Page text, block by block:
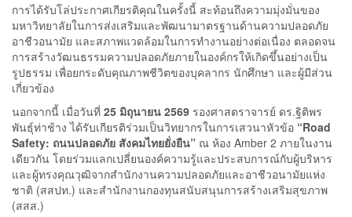
การได้รับโล่ประกาศเกียรติคุณในครั้งนี้ สะท้อนถึงความมุ่งมั่นของ
มหาวิทยาลัยในการส่งเสริมและพัฒนามาตรฐานด้านความปลอดภัย
อาชีวอนามัย และสภาพแวดล้อมในการทำงานอย่างต่อเนื่อง ตลอดจน
การสร้างวัฒนธรรมความปลอดภัยภายในองค์กรให้เกิดขึ้นอย่างเป็น
รูปธรรม เพื่อยกระดับคุณภาพชีวิตของบุคลากร นักศึกษา และผู้มีส่วน
เกี่ยวข้อง
นอกจากนี้ เมื่อวันที่ 25 มิถุนายน 2569 รองศาสตราจารย์ ดร.ฐิติพร
พันธุ์ท่าช้าง ได้รับเกียรติร่วมเป็นวิทยากรในการเสวนาหัวข้อ “Road
Safety: ถนนปลอดภัย สังคมไทยยั่งยืน” ณ ห้อง Amber 2 ภายในงาน
เดียวกัน โดยร่วมแลกเปลี่ยนองค์ความรู้และประสบการณ์กับผู้บริหาร
และผู้ทรงคุณวุฒิจากสำนักงานความปลอดภัยและอาชีวอนามัยแห่ง
ชาติ (สสปท.) และสำนักงานกองทุนสนับสนุนการสร้างเสริมสุขภาพ
(สสส.)